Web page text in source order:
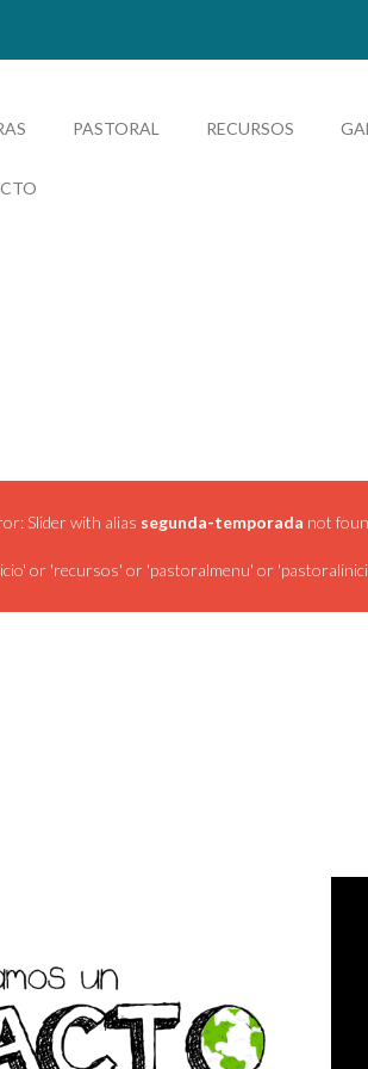
PASTORAL RECURSOS
Slider with alias segunda-temporada not
or 'recursos' or 'pastoralmenu' or